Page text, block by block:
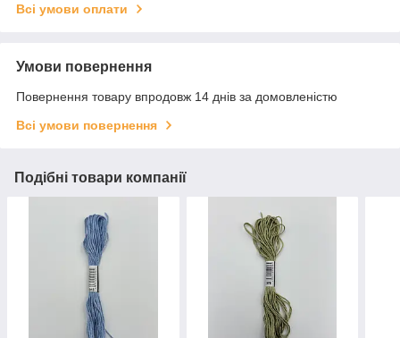
Всі умови оплати
Умови повернення
Повернення товару впродовж 14 днів за домовленістю
Всі умови повернення
Подібні товари компанії